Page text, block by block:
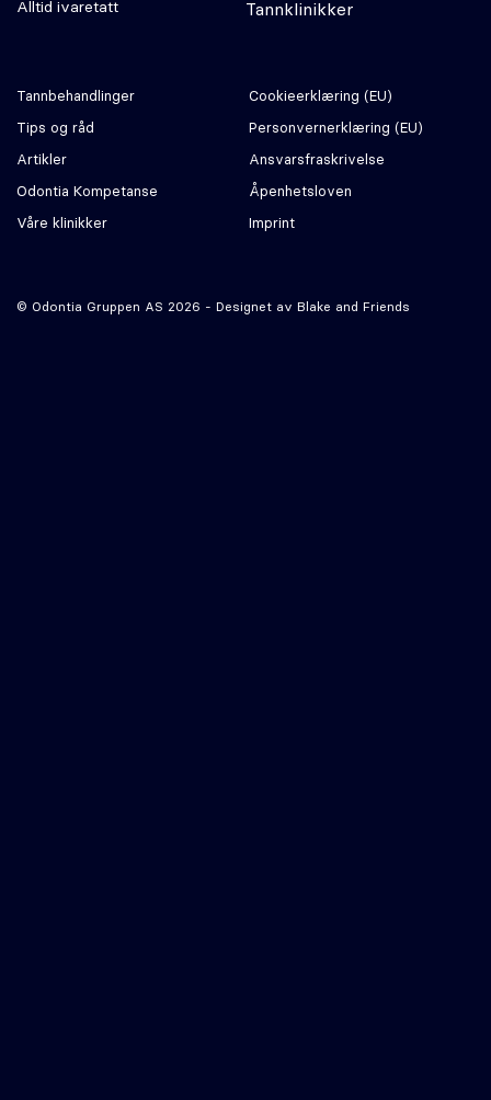
Alltid ivaretatt Tannklinikker
Tannbehandlinger
Tips og råd
Artikler
Odontia Kompetanse
Våre klinikker
Cookie­erklæring (EU)
Personvernerklæring (EU)
Ansvars­fraskrivelse
Åpenhetsloven
Imprint
© Odontia Gruppen AS 2026 - Designet av Blake and Friends